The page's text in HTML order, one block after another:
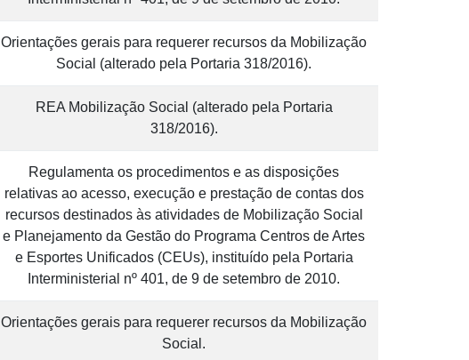
Orientações gerais para requerer recursos da Mobilização
Social (alterado pela Portaria 318/2016).
REA Mobilização Social (alterado pela Portaria
318/2016).
Regulamenta os procedimentos e as disposições
relativas ao acesso, execução e prestação de contas dos
recursos destinados às atividades de Mobilização Social
e Planejamento da Gestão do Programa Centros de Artes
e Esportes Unificados (CEUs), instituído pela Portaria
Interministerial nº 401, de 9 de setembro de 2010.
Orientações gerais para requerer recursos da Mobilização
Social.